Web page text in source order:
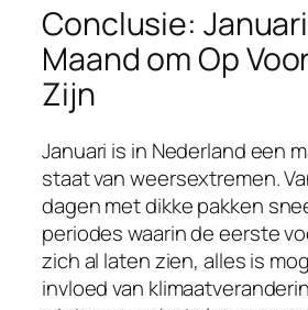
Conclusie:
Maand om Op
Zijn
Januari is in Nederland een
staat van weersextremen.
dagen met dikke pakken
periodes waarin de eerste
zich al laten zien, alles is
invloed van